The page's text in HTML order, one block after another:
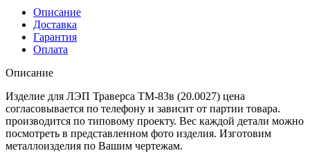
Описание
Доставка
Гарантия
Оплата
Описание
Изделие для ЛЭП Траверса ТМ-83в (20.0027) цена
согласовывается по телефону и зависит от партии товара.
производится по типовому проекту. Вес каждой детали можно
посмотреть в представленном фото изделия. Изготовим
металлоизделия по Вашим чертежам.